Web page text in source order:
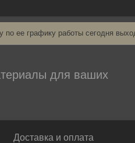
ее графику работы сегодня
для ваших
Доставка и оплата